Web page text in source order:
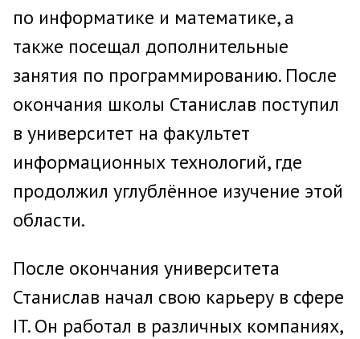
по информатике и математике, а
также посещал дополнительные
занятия по программированию. После
окончания школы Станислав поступил
в университет на факультет
информационных технологий, где
продолжил углублённое изучение этой
области.
После окончания университета
Станислав начал свою карьеру в сфере
IT. Он работал в различных компаниях,